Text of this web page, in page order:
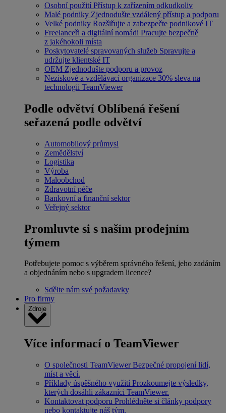
Osobní použití Přístup k zařízením odkudkoliv
Malé podniky Zjednodušte vzdálený přístup a podporu
Velké podniky Rozšiřujte a zabezpečte podnikové IT
Freelanceři a digitální nomádi Pracujte bezpečně
z jakéhokoli místa
Poskytovatelé spravovaných služeb Spravujte a
udržujte klientské IT
OEM Zjednodušte podporu a provoz
Neziskové a vzdělávací organizace 30% sleva na
technologii TeamViewer
Podle odvětví Oblíbená řešení
seřazená podle odvětví
Automobilový průmysl
Zemědělství
Logistika
Výroba
Maloobchod
Zdravotní péče
Bankovní a finanční sektor
Veřejný sektor
Promluvte si s naším prodejním
týmem
Potřebujete pomoc s výběrem správného řešení, jeho zadáním
a objednáním nebo s upgradem licence?
Sdělte nám své požadavky
Pro firmy
Zdroje
Více informací o TeamViewer
O společnosti TeamViewer Bezpečné propojení lidí,
míst a věcí.
Příklady úspěšného využití Prozkoumejte výsledky,
kterých dosáhli zákazníci TeamViewer.
Kontaktovat podporu Prohlédněte si články podpory
nebo kontaktujte náš tým.